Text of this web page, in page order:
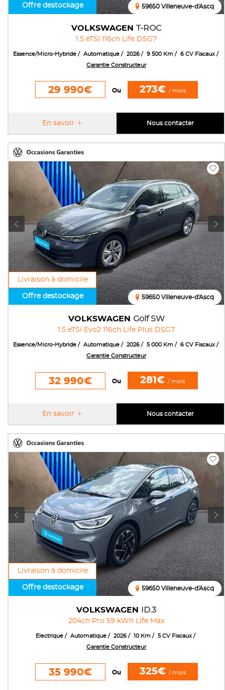
Offre destockage
VOLKSWAGEN T-ROC
1.5 eTSI 116ch Life DSG7
59650 Villeneuve-d'Ascq
Essence/Micro-Hybride Automatique 2026 9 500 Km
6 CV Fiscaux
Garantie Constructeur
29 990€ Ou 273€ / mois
En savoir Nous contacter
Livraison à domicile
Offre destockage
VOLKSWAGEN Golf SW
1.5 eTSI Evo2 116ch Life Plus DSG7
59650 Villeneuve-d'Ascq
Essence/Micro-Hybride Automatique 2026 5 000 Km
6 CV Fiscaux
Garantie Constructeur
32 990€ Ou 281€ / mois
En savoir Nous contacter
Livraison à domicile
Offre destockage
VOLKSWAGEN ID.3
204ch Pro 59 kWh Life Max
59650 Villeneuve-d'Ascq
Electrique Automatique 2026 10 Km
5 CV Fiscaux
Garantie Constructeur
35 990€ Ou 325€ / mois